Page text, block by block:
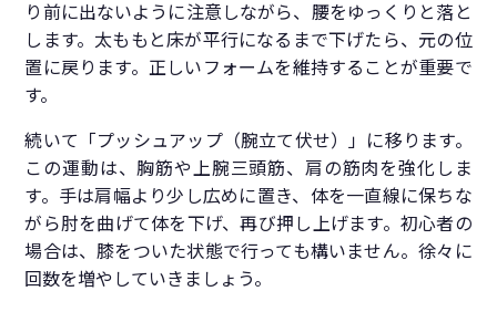
り前に出ないように注意しながら、腰をゆっくりと落と
します。太ももと床が平行になるまで下げたら、元の位
置に戻ります。正しいフォームを維持することが重要で
す。
続いて「プッシュアップ（腕立て伏せ）」に移ります。
この運動は、胸筋や上腕三頭筋、肩の筋肉を強化しま
す。手は肩幅より少し広めに置き、体を一直線に保ちな
がら肘を曲げて体を下げ、再び押し上げます。初心者の
場合は、膝をついた状態で行っても構いません。徐々に
回数を増やしていきましょう。